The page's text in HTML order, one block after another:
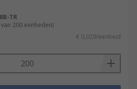
TR
200 eenheden)
€ 0,029/eenheid